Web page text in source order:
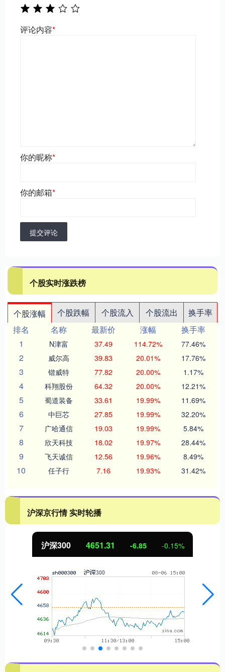
评论内容*
你的昵称*
你的邮箱*
提交评论
个股实时涨跌榜
个股涨幅 个股跌幅 个股流入 个股流出
换手率
排名
名称 最新价 涨幅
换手率
1
N津富 37.49 114.72% 77.46%
2 威尔高 39.83 20.01% 17.76%
3 锴威特 77.82 20.00% 1.17%
4 科翔股份 64.32 20.00% 12.21%
5 蜀道装备 33.61 19.99% 11.69%
6 中巨芯 27.85 19.99% 32.20%
7 广哈通信 19.03 19.99% 5.84%
8 欣天科技 18.02 19.97% 28.44%
9 飞天诚信 12.56 19.96% 8.49%
10 任子行 7.16 19.93% 31.42%
沪深京行情 实时轮播
北证50 1122.88 3.42 0.30%